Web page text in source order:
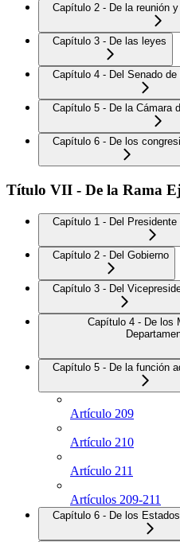
Capítulo 2 - De la reunión
Capítulo 3 - De las leyes
Capítulo 4 - Del Senado de
Capítulo 5 - De la Cámara
Capítulo 6 - De los
Título VII - De la Rama
Capítulo 1 - Del Presidente
Capítulo 2 - Del Gobierno
Capítulo 3 - Del
Capítulo 4 - De los
Capítulo 5 - De la función
Artículo 209
Artículo 210
Artículo 211
Artículos 209-211
Capítulo 6 - De los